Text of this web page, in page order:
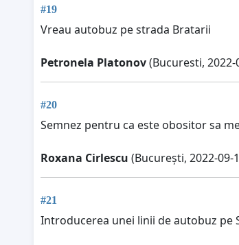
#19
Vreau autobuz pe strada Bratarii
Petronela Platonov(Bucuresti, 2022-
#20
Semnez pentru ca este obositor sa
Roxana Cirlescu (București, 2022-09-
#21
Introducerea unei linii de autobuz pe